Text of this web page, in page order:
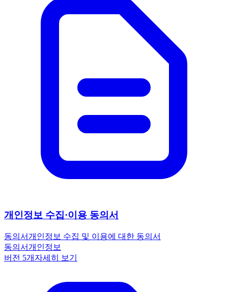
개인정보 수집·이용 동의서
동의서개인정보 수집 및 이용에 대한 동의서
동의서개인정보
버전 5개 자세히 보기